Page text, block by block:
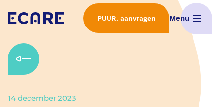
PUUR. aanvragen Menu
Home
Wat is PUUR.
14 december 2023